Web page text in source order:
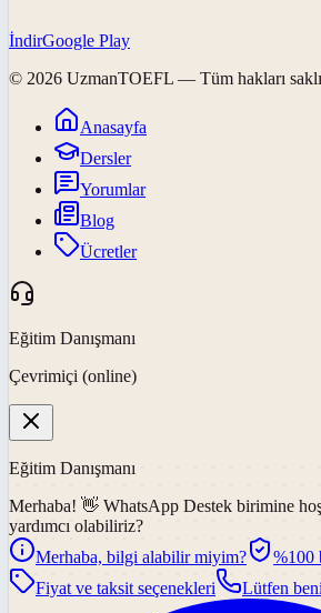
İndirGoogle Play
© 2026 UzmanTOEFL — Tüm hakları
Anasayfa
Dersler
Yorumlar
Blog
Ücretler
Eğitim Danışmanı
Çevrimiçi (online)
Eğitim Danışmanı
Merhaba! 👋 WhatsApp Destek birimine
yardımcı olabiliriz?
Merhaba, bilgi alabilir miyim?
%100
Fiyat ve taksit seçenekleri
Lütfen beni